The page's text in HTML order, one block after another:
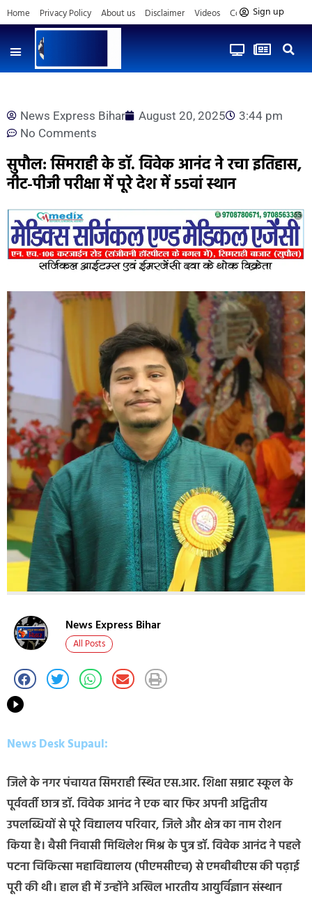
Home Privacy Policy About us Disclaimer Videos Contact us
Sign up
News Express Bihar August 20, 2025
3:44 pm
No Comments
सुपौल: सिमराही के डॉ. विवेक आनंद ने रचा इतिहास,
नीट-पीजी परीक्षा में पूरे देश में 55वां स्थान
News Express Bihar
All Posts
News Desk Supaul:
जिले के नगर पंचायत सिमराही स्थित एस.आर. शिक्षा सम्राट स्कूल के
पूर्ववर्ती छात्र डॉ. विवेक आनंद ने एक बार फिर अपनी अद्वितीय
उपलब्धियों से पूरे विद्यालय परिवार, जिले और क्षेत्र का नाम रोशन
किया है। बैसी निवासी मिथिलेश मिश्र के पुत्र डॉ. विवेक आनंद ने पहले
पटना चिकित्सा महाविद्यालय (पीएमसीएच) से एमबीबीएस की पढ़ाई
पूरी की थी। हाल ही में उन्होंने अखिल भारतीय आयुर्विज्ञान संस्थान